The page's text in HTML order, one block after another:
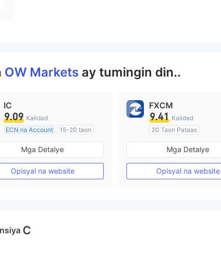
OW Markets ay tumingin din..
IC
9.09 Kalidad
ECN na Account
15-20 taon
Kinokontrol sa Australia
Paggawa ng Market (MM)
Pangunahing label na MT4
Mga Detalye
Opisyal na website
FXCM
9.41 Kalidad
20 Taon Pataas
Kinokontrol sa Australia
Paggawa ng Market
Pangunahing label na
Mga Detalye
Opisyal na website
C